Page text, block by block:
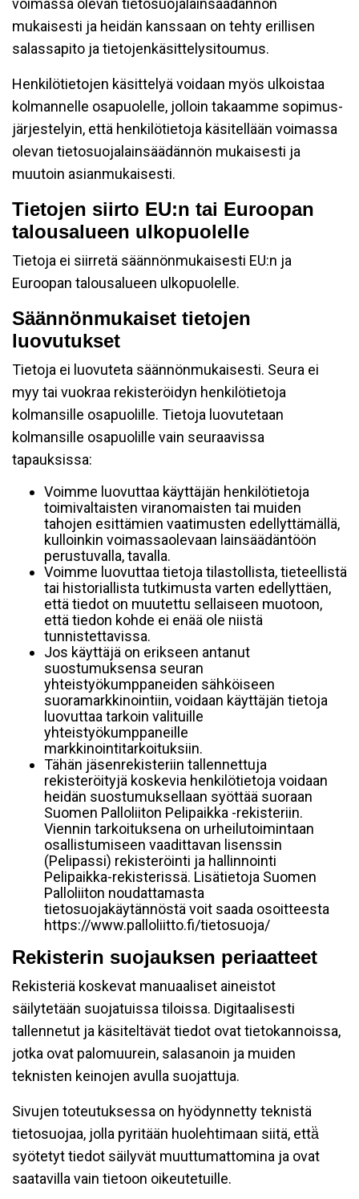
voimassa olevan tietosuojalainsäädännön
mukaisesti ja heidän kanssaan on tehty erillisen
salassapito ja tietojenkäsittelysitoumus.
Henkilötietojen käsittelyä voidaan myös ulkoistaa
kolmannelle osapuolelle, jolloin takaamme sopimus-
järjestelyin, että henkilötietoja käsitellään voimassa
olevan tietosuojalainsäädännön mukaisesti ja
muutoin asianmukaisesti.
Tietojen siirto EU:n tai Euroopan
talousalueen ulkopuolelle
Tietoja ei siirretä säännönmukaisesti EU:n ja
Euroopan talousalueen ulkopuolelle.
Säännönmukaiset tietojen
luovutukset
Tietoja ei luovuteta säännönmukaisesti. Seura ei
myy tai vuokraa rekisteröidyn henkilötietoja
kolmansille osapuolille. Tietoja luovutetaan
kolmansille osapuolille vain seuraavissa
tapauksissa:
Voimme luovuttaa käyttäjän henkilötietoja
toimivaltaisten viranomaisten tai muiden
tahojen esittämien vaatimusten edellyttämällä,
kulloinkin voimassaolevaan lainsäädäntöön
perustuvalla, tavalla.
Voimme luovuttaa tietoja tilastollista, tieteellistä
tai historiallista tutkimusta varten edellyttäen,
että tiedot on muutettu sellaiseen muotoon,
että tiedon kohde ei enää ole niistä
tunnistettavissa.
Jos käyttäjä on erikseen antanut
suostumuksensa seuran
yhteistyökumppaneiden sähköiseen
suoramarkkinointiin, voidaan käyttäjän tietoja
luovuttaa tarkoin valituille
yhteistyökumppaneille
markkinointitarkoituksiin.
Tähän jäsenrekisteriin tallennettuja
rekisteröityjä koskevia henkilötietoja voidaan
heidän suostumuksellaan syöttää suoraan
Suomen Palloliiton Pelipaikka -rekisteriin.
Viennin tarkoituksena on urheilutoimintaan
osallistumiseen vaadittavan lisenssin
(Pelipassi) rekisteröinti ja hallinnointi
Pelipaikka-rekisterissä. Lisätietoja Suomen
Palloliiton noudattamasta
tietosuojakäytännöstä voit saada osoitteesta
https://www.palloliitto.fi/tietosuoja/
Rekisterin suojauksen periaatteet
Rekisteriä koskevat manuaaliset aineistot
säilytetään suojatuissa tiloissa. Digitaalisesti
tallennetut ja käsiteltävät tiedot ovat tietokannoissa,
jotka ovat palomuurein, salasanoin ja muiden
teknisten keinojen avulla suojattuja.
Sivujen toteutuksessa on hyödynnetty teknistä
tietosuojaa, jolla pyritään huolehtimaan siitä, että̈
syötetyt tiedot säilyvät muuttumattomina ja ovat
saatavilla vain tietoon oikeutetuille.